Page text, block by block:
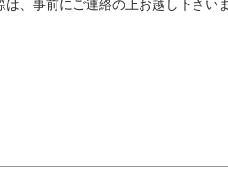
事前にご連絡の上お越し下さい